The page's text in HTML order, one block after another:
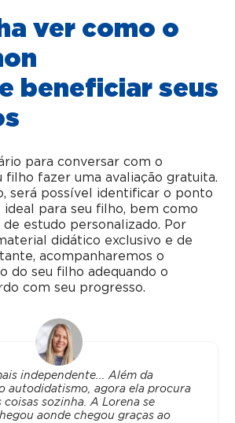
ver como o
beneficiar seus
para conversar com o
filho fazer uma avaliação gratuita.
será possível identificar o ponto
ideal para seu filho, bem como
estudo personalizado. Por
didático exclusivo e de
acompanharemos o
do seu filho adequando o
com seu progresso.
independente... Além da
autodidatismo, agora ela procura
sozinha. A Lorena se
aonde chegou graças ao